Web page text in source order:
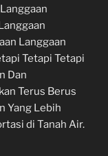
Langgaan
Tetapi Tetapi
Dan
Terus Berus
Yang Lebih
di Tanah Air.